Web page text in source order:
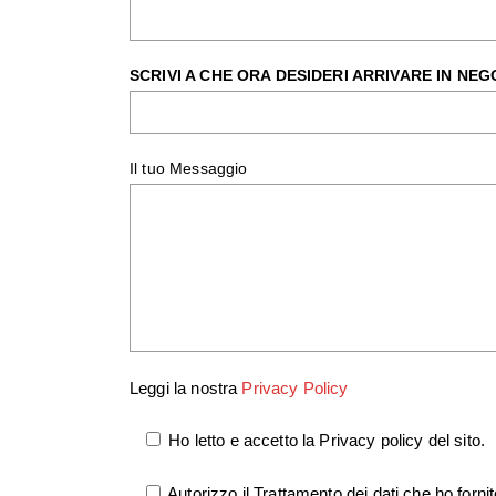
SCRIVI A CHE ORA DESIDERI ARRIVARE IN
Il tuo Messaggio
Leggi la nostra Privacy Policy
Ho letto e accetto la Privacy policy del sito.